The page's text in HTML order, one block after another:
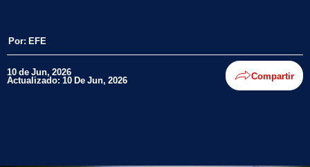
Por: EFE
10 de Jun, 2026
Actualizado: 10 De Jun, 2026 Compartir